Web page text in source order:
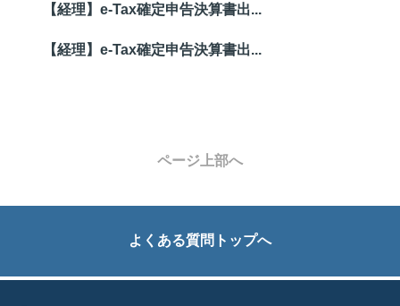
【経理】e-Tax確定申告決算書出...
【経理】e-Tax確定申告決算書出...
ページ上部へ
よくある質問トップへ